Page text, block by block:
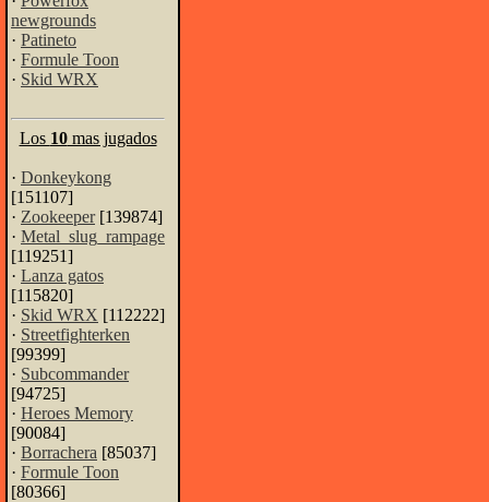
newgrounds
· Patineto
· Formule Toon
· Skid WRX
Los 10mas jugados
· Donkeykong
[151107]
· Zookeeper[139874]
· Metal_slug_rampage
[119251]
· Lanza gatos
[115820]
· Skid WRX [112222]
· Streetfighterken
[99399]
· Subcommander
[94725]
· Heroes Memory
[90084]
· Borrachera [85037]
· Formule Toon
[80366]